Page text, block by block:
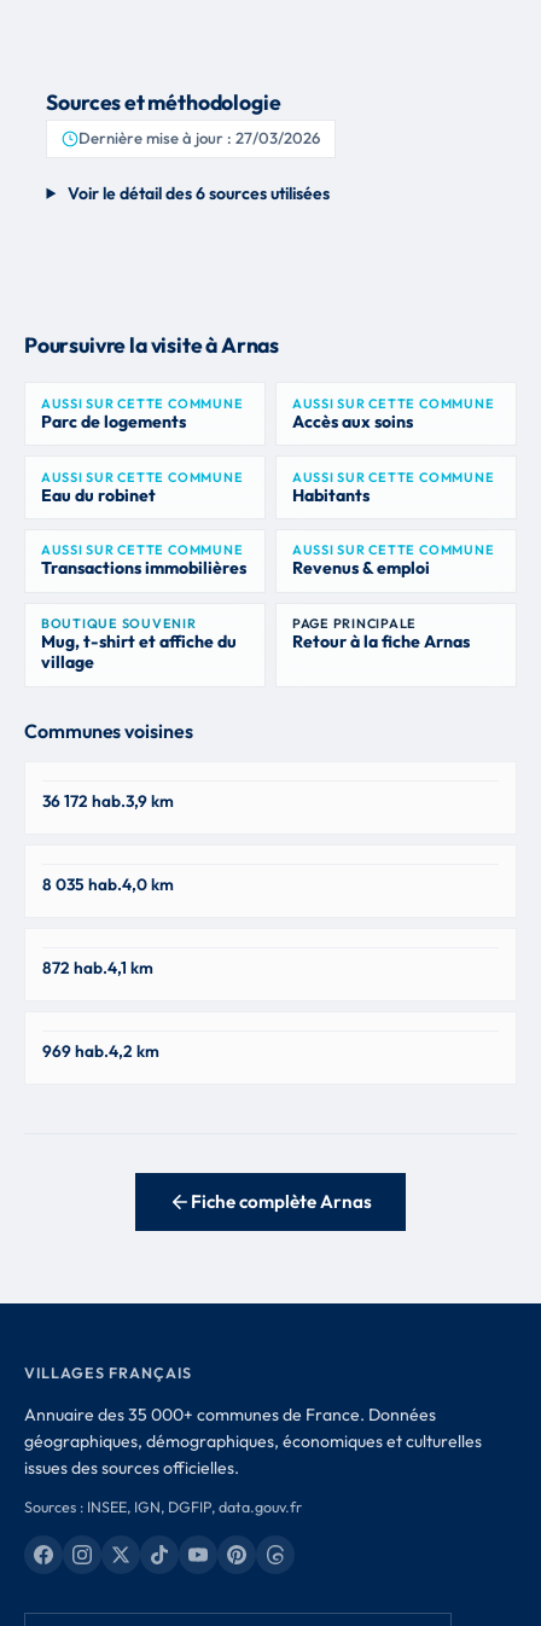
Sources et méthodologie
Dernière mise à jour : 27/03/2026
Voir le détail des 6 sources utilisées
Poursuivre la visite à Arnas
AUSSI SUR CETTE COMMUNE
Parc de logements
AUSSI SUR CETTE COMMUNE
Accès aux soins
AUSSI SUR CETTE COMMUNE
Eau du robinet
AUSSI SUR CETTE COMMUNE
Habitants
AUSSI SUR CETTE COMMUNE
Transactions immobilières
AUSSI SUR CETTE COMMUNE
Revenus & emploi
BOUTIQUE SOUVENIR
Mug, t-shirt et affiche du
village
PAGE PRINCIPALE
Retour à la fiche Arnas
Communes voisines
69400
36 172 hab.3,9 km
69400
8 035 hab.4,0 km
01480
872 hab.4,1 km
69640
969 hab.4,2 km
Fiche complète Arnas
VILLAGES FRANÇAIS
Annuaire des 35 000+ communes de France. Données
géographiques, démographiques, économiques et culturelles
issues des sources officielles.
Sources : INSEE, IGN, DGFIP, data.gouv.fr